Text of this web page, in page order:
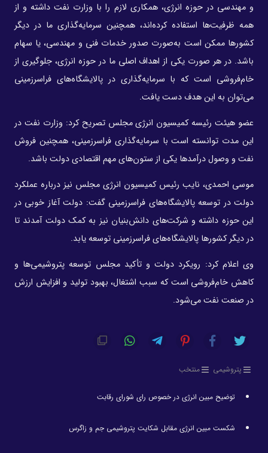
و مهندسی در حوزه انرژی، همکاری لازم را با وزارت نفت داشته و از
همه ظرفیت‌ها استفاده کرده‌اند، همچنین سرمایه‌گذاری ما در دیگر
کشورها ممکن است به‌صورت صدور خدمات فنی و مهندسی، یا سهام
باشد. در هر صورت یکی از اهداف اصلی ما در حوزه انرژی، جلوگیری از
خام‌فروشی است که با سرمایه‌گذاری در پالایشگاه‌های فراسرزمینی
می‌توان به این هدف دست یافت.
عضو هیئت رئیسه کمیسیون انرژی مجلس تصریح کرد: وزارت نفت در
این مدت توانسته است با سرمایه‌گذاری فراسرزمینی، همچنین فروش
نفت و وصول درآمدها یکی از ستون‌های مهم اقتصادی دولت باشد.
موسی احمدی، نایب رئیس کمیسیون انرژی مجلس نیز درباره عملکرد
دولت در توسعه پالایشگاه‌های فراسرزمینی گفت: دولت آغاز خوبی در
این حوزه داشته و شرکت‌های دانش‌بنیان نیز به کمک دولت آمدند تا
در دیگر کشورها پالایشگاه‌های فراسرزمینی توسعه یابد.
وی اعلام کرد: رویکرد دولت و تأکید مجلس توسعه پتروشیمی‌ها و
کاهش خام‌فروشی است که سبب اشتغال، بهبود تولید و افزایش ارزش
در صنعت نفت می‌شود.
پتروشیمی منتخب
توضیح مبین انرژی در خصوص رای شورای رقابت
شکست مبین انرژی مقابل شکایت پتروشیمی جم و زاگرس